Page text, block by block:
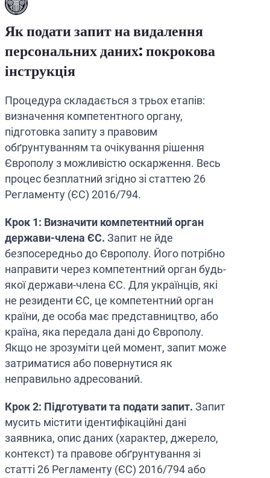
Як подати запит на видалення
персональних даних: покрокова
інструкція
Процедура складається з трьох етапів:
визначення компетентного органу,
підготовка запиту з правовим
обґрунтуванням та очікування рішення
Європолу з можливістю оскарження. Весь
процес безплатний згідно зі статтею 26
Регламенту (ЄС) 2016/794.
Крок 1: Визначити компетентний орган
держави-члена ЄС. Запит не йде
безпосередньо до Європолу. Його потрібно
направити через компетентний орган будь-
якої держави-члена ЄС. Для українців, які
не резиденти ЄС, це компетентний орган
країни, де особа має представництво, або
країна, яка передала дані до Європолу.
Якщо не зрозуміти цей момент, запит може
затриматися або повернутися як
неправильно адресований.
Крок 2: Підготувати та подати запит. Запит
мусить містити ідентифікаційні дані
заявника, опис даних (характер, джерело,
контекст) та правове обґрунтування зі
статті 26 Регламенту (ЄС) 2016/794 або